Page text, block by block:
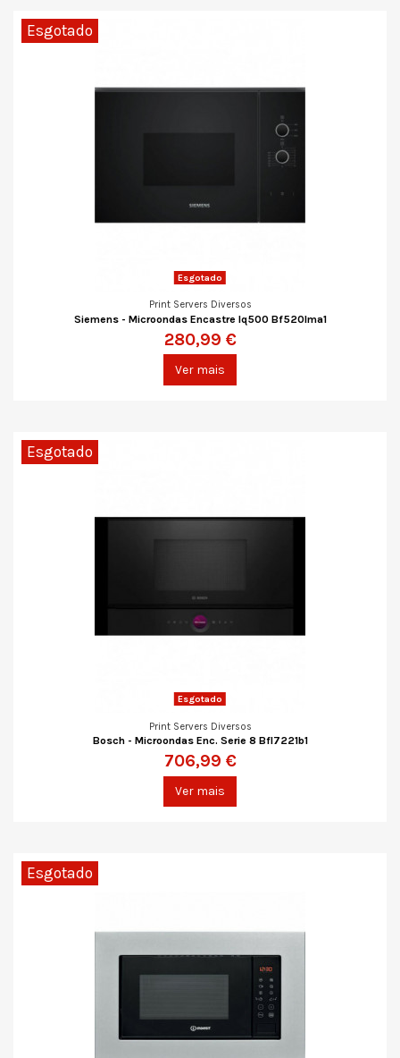
Esgotado
Esgotado
Print Servers Diversos
Siemens - Microondas Encastre Iq500 Bf520lma1
280,99 €
Ver mais
Esgotado
Esgotado
Print Servers Diversos
Bosch - Microondas Enc. Serie 8 Bfl7221b1
706,99 €
Ver mais
Esgotado